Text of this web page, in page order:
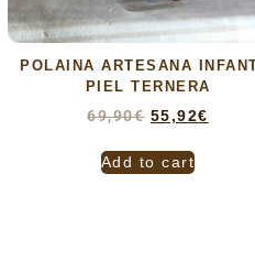
POLAINA ARTESANA
PIEL TERNERA
69,90€ 55,92€
Add to cart